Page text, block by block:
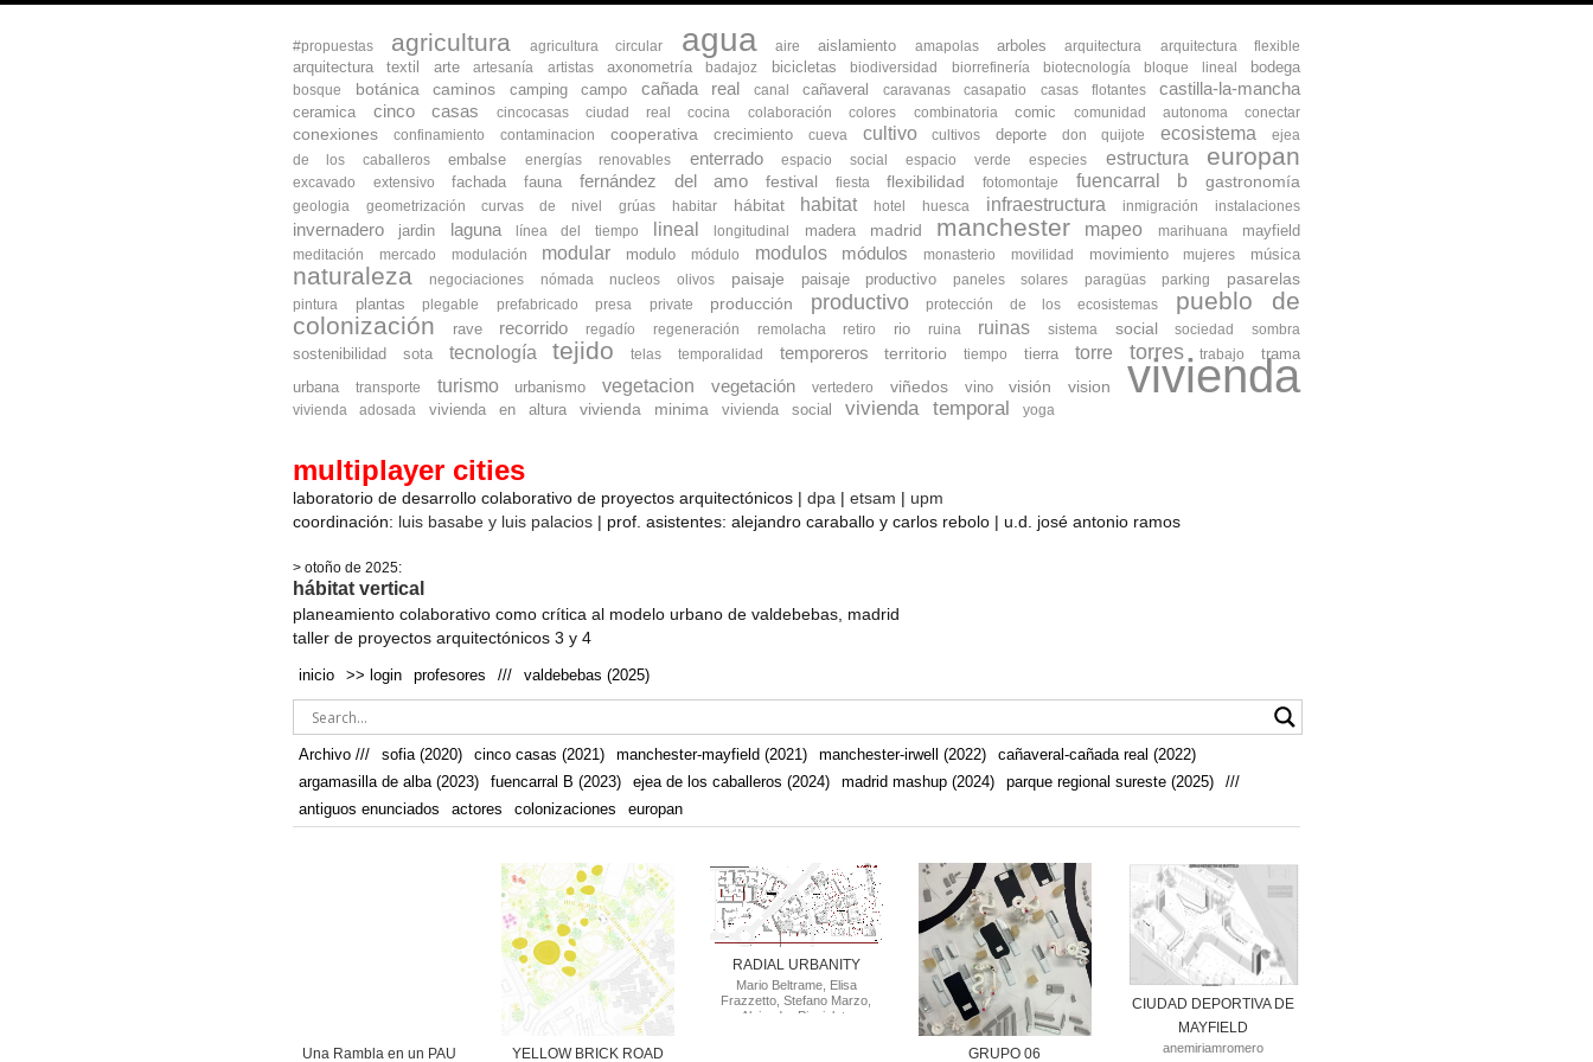
#propuestas agricultura agricultura circular agua aire aislamiento amapolas arboles arquitectura arquitectura flexible
arquitectura textil arte artesanía artistas axonometría badajoz bicicletas biodiversidad biorrefinería biotecnología bloque lineal bodega
bosque botánica caminos camping campo cañada real canal cañaveral caravanas casapatio casas flotantes castilla-la-mancha
ceramica cinco casas cincocasas ciudad real cocina colaboración colores combinatoria comic comunidad autonoma conectar
conexiones confinamiento contaminacion cooperativa crecimiento cueva cultivo cultivos deporte don quijote ecosistema
ejea
de los caballeros
embalse energías renovables enterrado espacio social espacio verde especies estructura europan
excavado extensivo fachada fauna fernández del amo festival fiesta flexibilidad fotomontaje fuencarral b gastronomía
geologia geometrización curvas de nivel grúas habitar hábitat habitat hotel huesca infraestructura inmigración instalaciones
invernadero jardin laguna línea del tiempo lineal longitudinal madera madrid manchester mapeo marihuana mayfield
meditación mercado modulación modular modulo módulo modulos módulos monasterio movilidad movimiento mujeres música
naturaleza negociaciones nómada nucleos olivos paisaje paisaje productivo paneles solares paragüas parking pasarelas
pintura plantas plegable prefabricado presa private producción productivo protección de los ecosistemas
pueblo de
colonización
rave recorrido regadío regeneración remolacha retiro rio ruina ruinas sistema social sociedad sombra
sostenibilidad sota tecnología tejido telas temporalidad temporeros territorio tiempo tierra torre torres trabajo
trama
urbana
transporte turismo urbanismo vegetacion vegetación vertedero viñedos vino visión vision vivienda
vivienda adosada vivienda en altura vivienda minima vivienda social vivienda temporal yoga
multiplayer cities
laboratorio de desarrollo colaborativo de proyectos arquitectónicos | dpa | etsam | upm
coordinación: luis basabe y luis palacios | prof. asistentes: alejandro caraballo y carlos rebolo | u.d. josé antonio ramos
> otoño de 2025:
hábitat vertical
planeamiento colaborativo como crítica al modelo urbano de valdebebas, madrid
taller de proyectos arquitectónicos 3 y 4
inicio >> login profesores /// valdebebas (2025)
Archivo /// sofia (2020) cinco casas (2021) manchester-mayfield (2021) manchester-irwell (2022)
cañaveral-cañada real (2022)
argamasilla de alba (2023)
fuencarral B (2023) ejea de los caballeros (2024) madrid mashup (2024) parque regional sureste (2025)
///
antiguos enunciados
actores colonizaciones europan
Una Rambla en un PAU YELLOW BRICK ROAD
RADIAL URBANITY
Mario Beltrame, Elisa
Frazzetto, Stefano Marzo,
Alejandro Picciolato
GRUPO 06
CIUDAD DEPORTIVA DE
MAYFIELD
anemiriamromero